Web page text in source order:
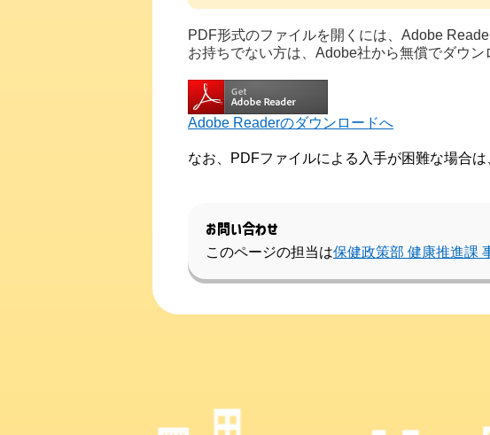
PDF形式のファイルを開くには、Adobe
お持ちでない方は、Adobe社から無償でダウン
Adobe Readerのダウンロードへ
なお、PDFファイルによる入手が困難な場合
お問い合わせ
このページの担当は保健政策部 健康推進課